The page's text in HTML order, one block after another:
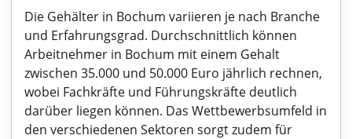
Die Gehälter in Bochum variieren je nach Branche
und Erfahrungsgrad. Durchschnittlich können
Arbeitnehmer in Bochum mit einem Gehalt
zwischen 35.000 und 50.000 Euro jährlich rechnen,
wobei Fachkräfte und Führungskräfte deutlich
darüber liegen können. Das Wettbewerbsumfeld in
den verschiedenen Sektoren sorgt zudem für